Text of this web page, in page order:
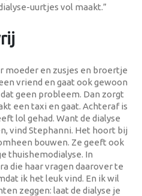
uurtjes vol maakt.”
moeder en zusjes en broertje
vriend en gaat ook gewoon
geen probleem. Dan zorgt
een taxi en gaat. Achteraf is
lol gehad. Want de dialyse
vind Stephanni. Het hoort bij
bouwen. Ze geeft ook
thuishemodialyse. In
die haar vragen daarover te
ik het leuk vind. En ik wil
zeggen: laat de dialyse je